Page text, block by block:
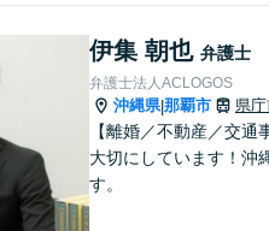
伊集 朝也 弁護士
弁護士法人ACLOGOS
沖縄県|那覇市 県
【離婚／不動産／交
大切にしています！沖
す。